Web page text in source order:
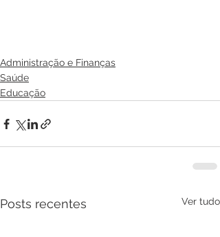
Administração e Finanças
Saúde
Educação
Posts recentes Ver tudo